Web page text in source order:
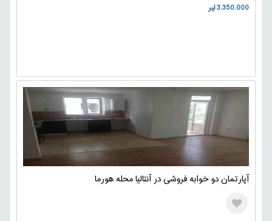
3.350.000 لیر
آپارتمان دو خوابه فروشی در آنتالیا محله هورما